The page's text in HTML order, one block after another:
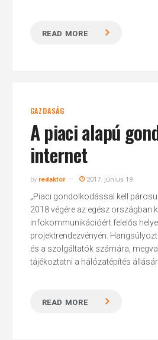
READ MORE
GAZDASÁG
A piaci alapú
internet
by redaktor 2017. június 19.
„Piaci gondolkodással kell
2018 végére az egész országban
infokommunikációért felelős
projektrendezvényén.
és a szolgáltatók számára,
tájékoztatni a hálózatépítés
READ MORE